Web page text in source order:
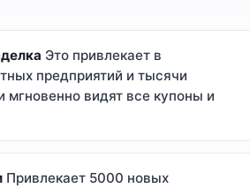
Это привлекает в
предприятий и тысячи
мгновенно видят все купоны и
Привлекает 5000 новых